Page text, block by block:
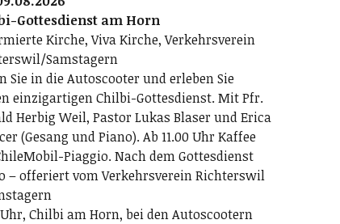
Gottesdienst am Horn
Kirche, Viva Kirche, Verkehrsverein
Samstagern
Sie in die Autoscooter und erleben Sie
einzigartigen Chilbi-Gottesdienst. Mit Pfr.
Herbig Weil, Pastor Lukas Blaser und Erica
(Gesang und Piano). Ab 11.00 Uhr Kaffee
Piaggio. Nach dem Gottesdienst
– offeriert vom Verkehrsverein Richterswil
Uhr, Chilbi am Horn, bei den Autoscootern